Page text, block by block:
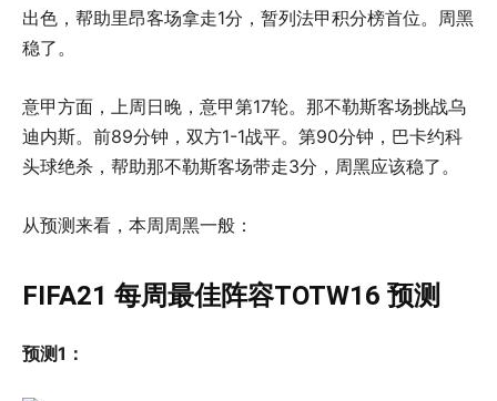
出色，帮助里昂客场拿走1分，暂列法甲积分榜首位。周黑
稳了。
意甲方面，上周日晚，意甲第17轮。那不勒斯客场挑战乌
迪内斯。前89分钟，双方1-1战平。第90分钟，巴卡约科
头球绝杀，帮助那不勒斯客场带走3分，周黑应该稳了。
从预测来看，本周周黑一般：
FIFA21 每周最佳阵容TOTW16 预测
预测1：